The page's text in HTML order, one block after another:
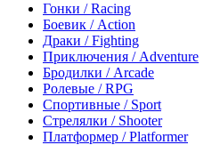
Гонки / Racing
Боевик / Action
Драки / Fighting
Приключения / Adventure
Бродилки / Arcade
Ролевые / RPG
Спортивные / Sport
Стрелялки / Shooter
Платформер / Platformer